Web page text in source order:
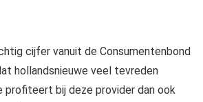
cijfer vanuit de Consumentenbond
hollandsnieuwe veel tevreden
profiteert bij deze provider dan ook